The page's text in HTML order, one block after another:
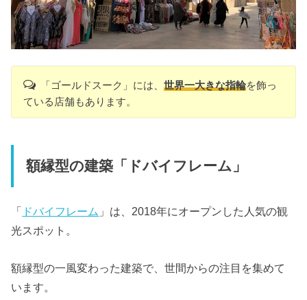
「ゴールドスーク」には、 世界一大きな指輪を飾っ
ている店舗もあります。
額縁型の建築「ドバイフレーム」
「 ドバイフレーム 」は、2018年にオープンした人気の観
光スポット。
額縁型の一風変わった建築で、世間からの注目を集めて
います。